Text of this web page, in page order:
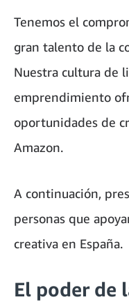
Tenemos el
gran talento de la
Nuestra cultura de
emprendimiento
oportunidades de
Amazon.
A continuación,
personas que
creativa en España.
El poder de